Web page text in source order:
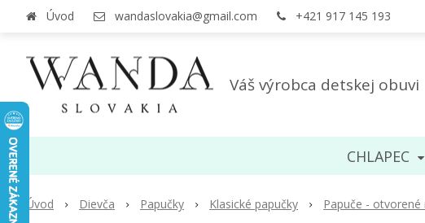
Váš výrobca detskej obuvi
Úvod wandaslovakia@gmail.com +421 917 145 193
CHLAPEC
Úvod Dievča Papučky Klasické papučky Papuče -